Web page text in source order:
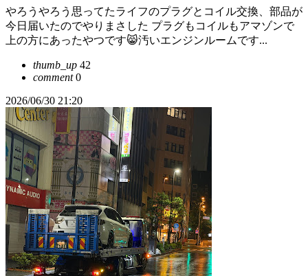
やろうやろう思ってたライフのプラグとコイル交換、部品が
今日届いたのでやりまさした プラグもコイルもアマゾンで
上の方にあったやつです😸汚いエンジンルームです...
thumb_up 42
comment0
2026/06/30 21:20